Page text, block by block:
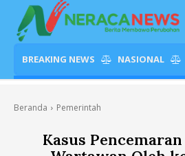
BREAKING NEWS NASIONAL
Beranda Pemerintah
Kasus